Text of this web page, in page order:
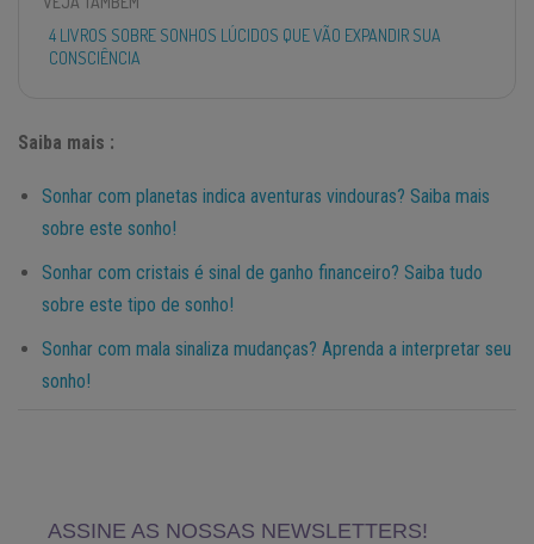
4 LIVROS SOBRE SONHOS LÚCIDOS QUE VÃO EXPANDIR SUA
CONSCIÊNCIA
Saiba mais :
Sonhar com planetas indica aventuras vindouras? Saiba mais
sobre este sonho!
Sonhar com cristais é sinal de ganho financeiro? Saiba tudo
sobre este tipo de sonho!
Sonhar com mala sinaliza mudanças? Aprenda a interpretar seu
sonho!